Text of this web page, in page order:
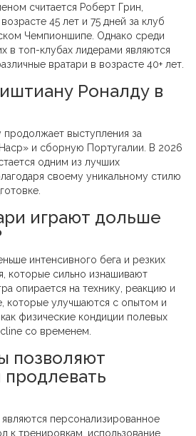
считается Роберт Грин,
45 лет и 75 дней за клуб
Чемпионшипе. Однако среди
в топ-клубах лидерами являются
вратари в возрасте 40+ лет.
Роналду в
выступления за
и сборную Португалии. В 2026
одним из лучших
своему уникальному стилю
играют дольше
интенсивного бега и резких
которые сильно изнашивают
опирается на технику, реакцию и
которые улучшаются с опытом и
физические кондиции полевых
со временем.
позволяют
персонализированное
к тренировкам, использование